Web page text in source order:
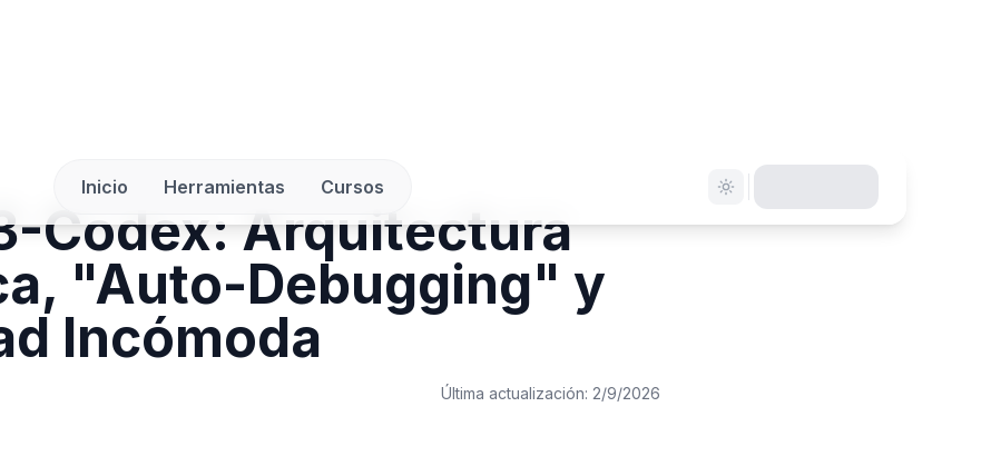
Inicio Herramientas Cursos
Codex: Arquitectura
"Auto-Debugging" y
Incómoda
Última actualización: 2/9/2026